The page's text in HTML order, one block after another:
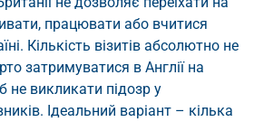
працювати або вчитися
Кількість візитів абсолютно не
затримуватися в Англії на
не викликати підозр у
Ідеальний варіант – кілька